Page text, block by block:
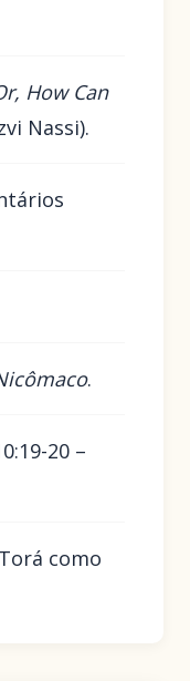
How Can
Nassi).
.
20 –
como